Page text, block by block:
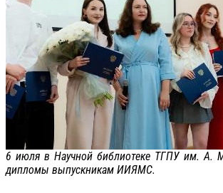
6 июля в Научной библиотеке ТГПУ им. А.
дипломы выпускникам ИИЯМС.